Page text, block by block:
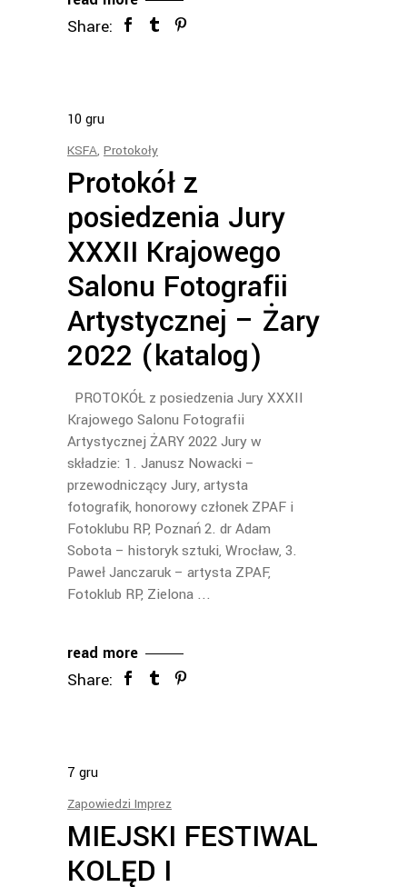
Share:
10gru
KSFA, Protokoły
Protokół z
posiedzenia Jury
XXXII Krajowego
Salonu Fotografii
Artystycznej – Żary
2022 (katalog)
PROTOKÓŁ z posiedzenia Jury XXXII
Krajowego Salonu Fotografii
Artystycznej ŻARY 2022 Jury w
składzie: 1. Janusz Nowacki –
przewodniczący Jury, artysta
fotografik, honorowy członek ZPAF i
Fotoklubu RP, Poznań 2. dr Adam
Sobota – historyk sztuki, Wrocław, 3.
Paweł Janczaruk – artysta ZPAF,
Fotoklub RP, Zielona
read more
Share:
7 gru
Zapowiedzi Imprez
MIEJSKI FESTIWAL
KOLĘD I